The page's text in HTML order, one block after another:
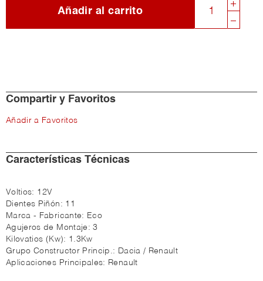
Añadir al carrito
Compartir y Favoritos
Añadir a Favoritos
Características Técnicas
Voltios: 12V
Dientes Piñón: 11
Marca - Fabricante: Eco
Agujeros de Montaje:3
Kilovatios (Kw): 1.3Kw
Grupo Constructor Princip.: Dacia / Renault
Aplicaciones Principales: Renault